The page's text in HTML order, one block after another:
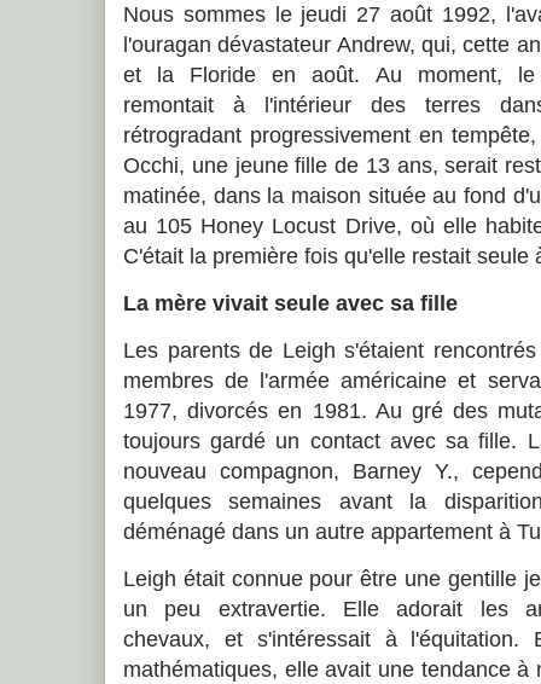
Nous sommes le jeudi 27 août 1992,
l'ouragan dévastateur Andrew, qui, cette
et la Floride en août. Au moment, le
remontait à l'intérieur des terres
rétrogradant progressivement en
Occhi, une jeune fille de 13 ans, serait
matinée, dans la maison située au fond
au 105 Honey Locust Drive, où elle
C'était la première fois qu'elle restait seule
La mère vivait seule avec sa fille
Les parents de Leigh s'étaient
membres de l'armée américaine et
1977, divorcés en 1981. Au gré des
toujours gardé un contact avec sa fille.
nouveau compagnon, Barney Y.,
quelques semaines avant la
déménagé dans un autre appartement à
Leigh était connue pour être une gentille
un peu extravertie. Elle adorait les
chevaux, et s'intéressait à l'équitation.
mathématiques, elle avait une tendance